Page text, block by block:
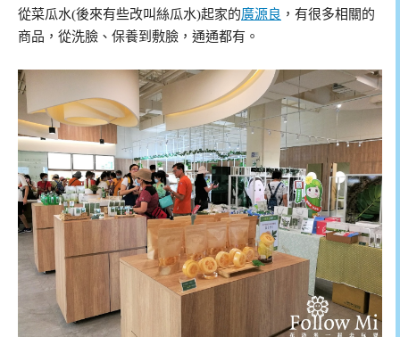
從菜瓜水(後來有些改叫絲瓜水)起家的廣源良 ，有很多相關的
商品，從洗臉、保養到敷臉，通通都有。